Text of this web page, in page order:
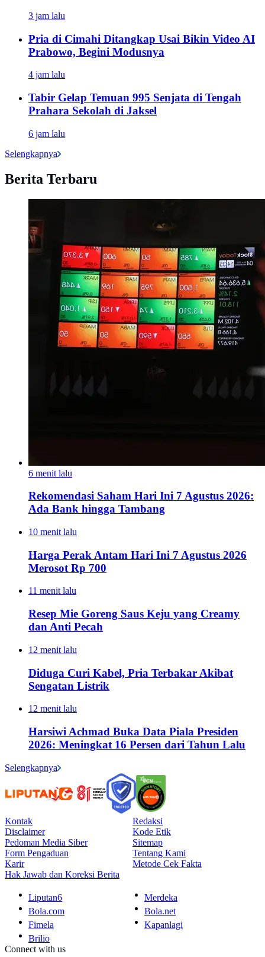
3 jam lalu
Pria di Cimahi Ditangkap Usai Bikin Video AI
Prabowo, Begini Modusnya
4 jam lalu
Tabir Gelap Temuan 995 Senjata di Tengah
Prahara Sekolah di Jaksel
6 jam lalu
Selengkapnya
Berita Terbaru
6 menit lalu
Rekomendasi Saham Hari Ini 7 Agustus 2026:
Ada Bank hingga Tambang
10 menit lalu
Harga Perak Antam Hari Ini 7 Agustus 2026
Merosot Rp 700
11 menit lalu
Resep Mie Goreng Saus Keju yang Creamy
dan Anti Pecah
12 menit lalu
Diduga Curi Kabel, Pria Terbakar Akibat
Sengatan Listrik
12 menit lalu
Harsiwi Achmad Buka Data Piala Presiden
2026: Meningkat 16 Persen dari Tahun Lalu
Selengkapnya
Kontak
Redaksi
Disclaimer
Kode Etik
Pedoman Media Siber
Sitemap
Form Pengaduan
Tentang Kami
Karir
Metode Cek Fakta
Hak Jawab dan Koreksi Berita
Liputan6
Merdeka
Bola.com
Bola.net
Fimela
Kapanlagi
Brilio
Connect with us